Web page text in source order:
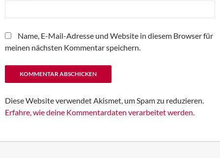
Name, E-Mail-Adresse und Website in diesem Browser für
meinen nächsten Kommentar speichern.
Diese Website verwendet Akismet, um Spam zu reduzieren.
Erfahre, wie deine Kommentardaten verarbeitet werden.